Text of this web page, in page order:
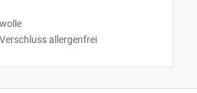
allergenfrei